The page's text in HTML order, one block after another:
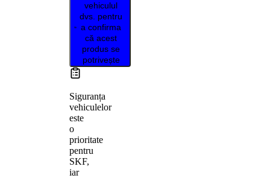
vehiculul
dvs. pentru
a confirma
că acest
produs se
potrivește
Siguranța
vehiculelor
este
o
prioritate
pentru
SKF,
iar